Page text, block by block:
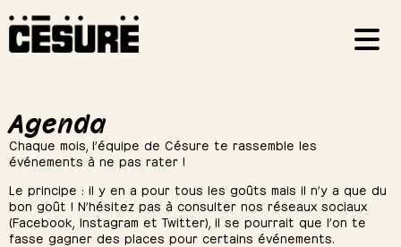
Agenda
Chaque mois, l’équipe de Césure te rassemble les
événements à ne pas rater !
Le principe : il y en a pour tous les goûts mais il n’y a que du
bon goût ! N’hésitez pas à consulter nos réseaux sociaux
(Facebook, Instagram et Twitter), il se pourrait que l’on te
fasse gagner des places pour certains événements.